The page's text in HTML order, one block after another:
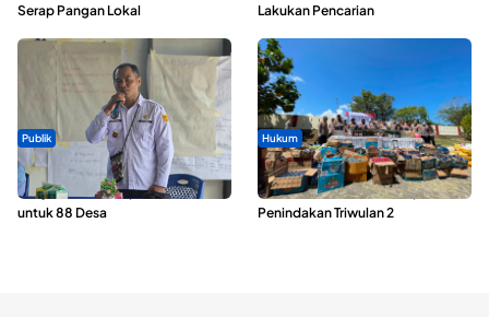
Serap Pangan Lokal
Lakukan Pencarian
Publik
ABDESI Morotai Apresiasi
Penyaluran ADD Rp3,13 Miliar
untuk 88 Desa
Hukum
Polda Maluku Utara Musnahkan
Ribuan Liter Miras Hasil Operasi
Penindakan Triwulan 2